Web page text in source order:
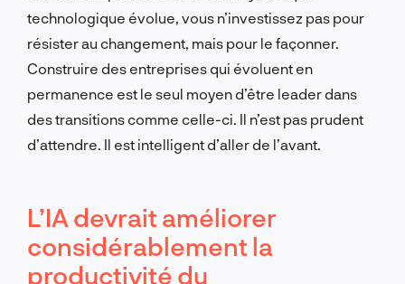
technologique évolue, vous n’investissez pas pour
résister au changement, mais pour le façonner.
Construire des entreprises qui évoluent en
permanence est le seul moyen d’être leader dans
des transitions comme celle-ci. Il n’est pas prudent
d’attendre. Il est intelligent d’aller de l’avant.
L’IA devrait améliorer
considérablement la
productivité du